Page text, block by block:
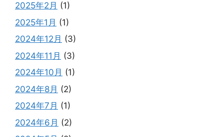
2025年2月 (1)
2025年1月 (1)
2024年12月 (3)
2024年11月 (3)
2024年10月 (1)
2024年8月 (2)
2024年7月 (1)
2024年6月 (2)